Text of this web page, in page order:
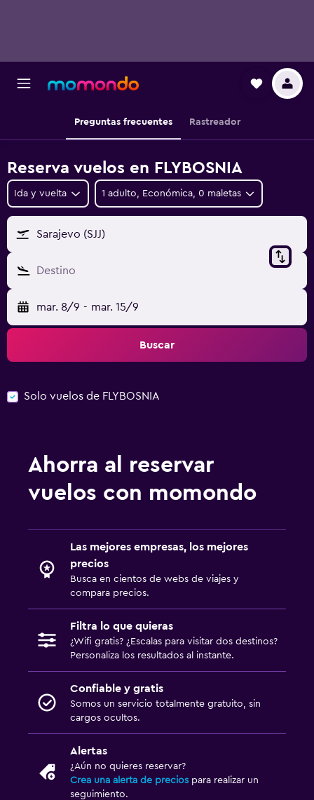
Preguntas frecuentes Rastreador
Reserva vuelos en FLYBOSNIA
Ida y vuelta 1 adulto, Económica, 0 maletas
Sarajevo (SJJ)
Destino
mar. 8/9 - mar. 15/9
Buscar
Solo vuelos de FLYBOSNIA
Ahorra al reservar
vuelos con momondo
Las mejores empresas, los mejores
precios
Busca en cientos de webs de viajes y
compara precios.
Filtra lo que quieras
¿Wifi gratis? ¿Escalas para visitar dos destinos?
Personaliza los resultados al instante.
Confiable y gratis
Somos un servicio totalmente gratuito, sin
cargos ocultos.
Alertas
¿Aún no quieres reservar?
Crea una alerta de precios para realizar un
seguimiento.